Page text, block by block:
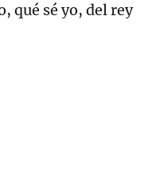
qué sé yo, del rey